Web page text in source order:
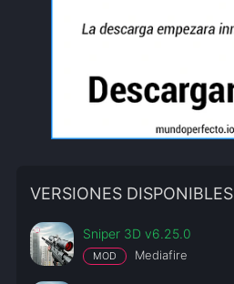
VERSIONES DISPONIBLES
Sniper 3D v6.25.0
MOD Mediafire